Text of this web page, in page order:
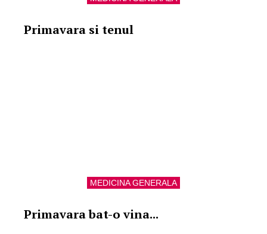
Primavara si tenul
MEDICINA GENERALA
Primavara bat-o vina...